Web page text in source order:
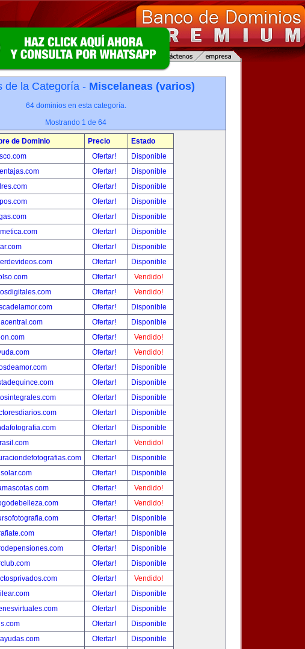
de la Categoría - Miscelaneas (varios)
64 dominios en esta categoría.
Mostrando 1 de 64
de Dominio Precio
Estado
Ofertar!
Disponible
Ofertar!
Disponible
Ofertar!
Disponible
Ofertar!
Disponible
Ofertar!
Disponible
Ofertar!
Disponible
Ofertar!
Disponible
Ofertar!
Disponible
Ofertar!
Vendido!
Ofertar!
Vendido!
Ofertar!
Disponible
Ofertar!
Disponible
Ofertar!
Vendido!
Ofertar!
Vendido!
Ofertar!
Disponible
Ofertar!
Disponible
Ofertar!
Disponible
Ofertar!
Disponible
Ofertar!
Disponible
Ofertar!
Vendido!
Ofertar!
Disponible
Ofertar!
Disponible
Ofertar!
Vendido!
Ofertar!
Vendido!
Ofertar!
Disponible
Ofertar!
Disponible
Ofertar!
Disponible
Ofertar!
Disponible
Ofertar!
Vendido!
Ofertar!
Disponible
Ofertar!
Disponible
Ofertar!
Disponible
Ofertar!
Disponible